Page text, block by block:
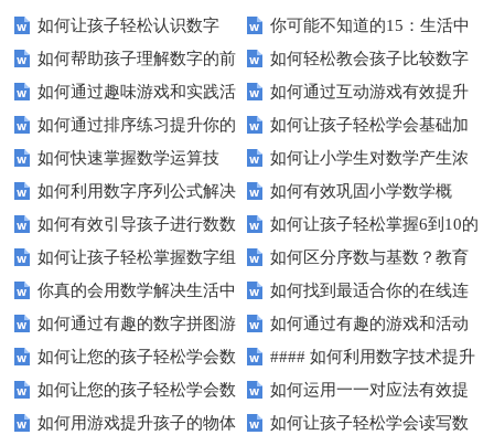
如何让孩子轻松认识数字
15？这些方法太实用了！
你可能不知道的15：生活中
隐藏的数学秘密？
如何帮助孩子理解数字的前
后顺序？
如何轻松教会孩子比较数字
大小？这些建议或许有帮助！
如何通过趣味游戏和实践活
动让孩子轻松掌握数字顺序？
如何通过互动游戏有效提升
孩子的数字识别能力？
如何通过排序练习提升你的
逻辑思维能力？
如何让孩子轻松学会基础加
减法？家长必看的实用技巧！
如何快速掌握数学运算技
巧？四则运算实战指南
如何让小学生对数学产生浓
厚兴趣？趣味数学活动大揭秘！
如何利用数字序列公式解决
复杂数学问题？
如何有效巩固小学数学概
念？
如何有效引导孩子进行数数
练习？家长必看的五大技巧
如何让孩子轻松掌握6到10的
数字读写？
如何让孩子轻松掌握数字组
成的奥秘？
如何区分序数与基数？教育
中这些知识点要知道！
你真的会用数学解决生活中
的难题吗？
如何找到最适合你的在线连
线游戏？
如何通过有趣的数字拼图游
戏提升孩子的数学能力？
如何通过有趣的游戏和活动
提升孩子的数字顺序技能？
如何让您的孩子轻松学会数
字大小比较？
#### 如何利用数字技术提升
在线学习效果？
如何让您的孩子轻松学会数
字大小比较？
如何运用一一对应法有效提
升学习效率？
如何用游戏提升孩子的物体
如何让孩子轻松学会读写数